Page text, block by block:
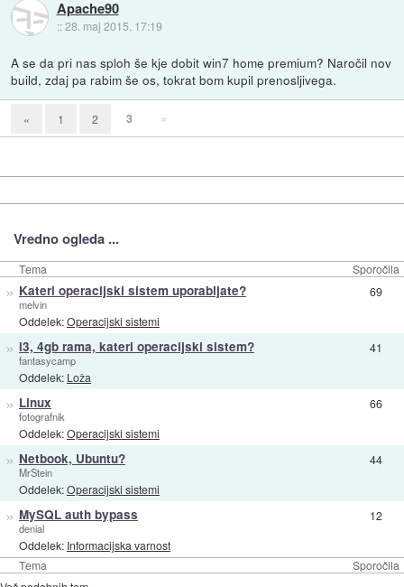
Apache90
::28. maj 2015, 17:19
A se da pri nas sploh še kje dobit win7 home premium? Naročil nov
build, zdaj pa rabim še os, tokrat bom kupil prenosljivega.
« 1 2 3 »
Vredno ogleda ...
Tema Sporočila
Tema Sporočila
» Kateri operacijski sistem uporabljate?
melvin
Oddelek:Operacijski sistemi
69
» i3, 4gb rama, kateri operacijski sistem?
fantasycamp
Oddelek: Loža
41
» Linux
fotografnik
Oddelek:Operacijski sistemi
66
» Netbook, Ubuntu?
MrStein
Oddelek:Operacijski sistemi
44
» MySQL auth bypass
denial
Oddelek: Informacijska varnost
12